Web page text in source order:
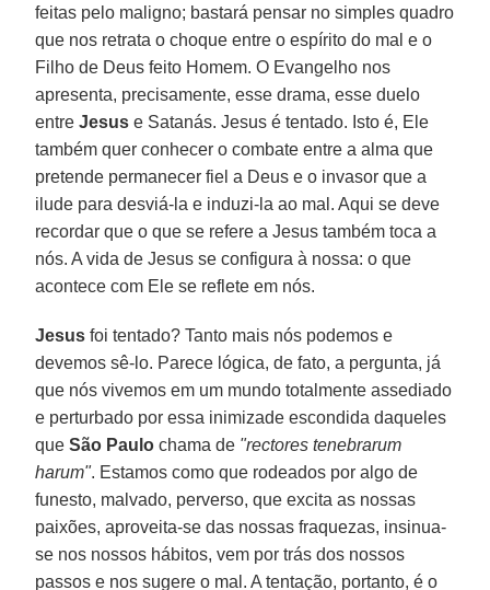
feitas pelo maligno; bastará pensar no simples quadro
que nos retrata o choque entre o espírito do mal e o
Filho de Deus feito Homem. O Evangelho nos
apresenta, precisamente, esse drama, esse duelo
entreJesus e Satanás. Jesus é tentado. Isto é, Ele
também quer conhecer o combate entre a alma que
pretende permanecer fiel a Deus e o invasor que a
ilude para desviá-la e induzi-la ao mal. Aqui se deve
recordar que o que se refere a Jesus também toca a
nós. A vida de Jesus se configura à nossa: o que
acontece com Ele se reflete em nós.
Jesus foi tentado? Tanto mais nós podemos e
devemos sê-lo. Parece lógica, de fato, a pergunta, já
que nós vivemos em um mundo totalmente assediado
e perturbado por essa inimizade escondida daqueles
queSão Paulo chama de "rectores tenebrarum
harum". Estamos como que rodeados por algo de
funesto, malvado, perverso, que excita as nossas
paixões, aproveita-se das nossas fraquezas, insinua-
se nos nossos hábitos, vem por trás dos nossos
passos e nos sugere o mal. A tentação, portanto, é o